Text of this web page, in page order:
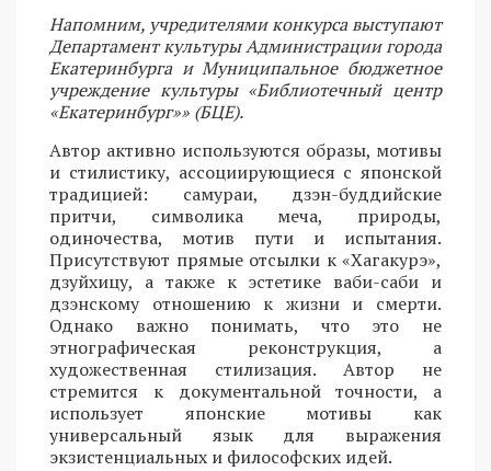
Напомним, учредителями конкурса выступают
Департамент культуры Администрации города
Екатеринбурга и Муниципальное бюджетное
учреждение культуры «Библиотечный центр
«Екатеринбург»» (БЦЕ).
Автор активно используются образы, мотивы
и стилистику, ассоциирующиеся с японской
традицией: самураи, дзэн-буддийские
притчи, символика меча, природы,
одиночества, мотив пути и испытания.
Присутствуют прямые отсылки к «Хагакурэ»,
дзуйхицу, а также к эстетике ваби-саби и
дзэнскому отношению к жизни и смерти.
Однако важно понимать, что это не
этнографическая реконструкция, а
художественная стилизация. Автор не
стремится к документальной точности, а
использует японские мотивы как
универсальный язык для выражения
экзистенциальных и философских идей.